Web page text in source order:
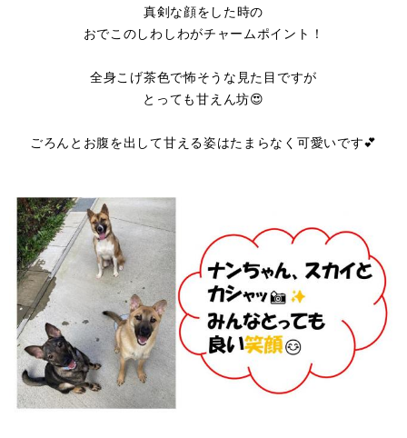
真剣な顔をした時の
おでこのしわしわがチャームポイント！
全身こげ茶色で怖そうな見た目ですが
とっても甘えん坊😍
ごろんとお腹を出して甘える姿はたまらなく可愛いです💕